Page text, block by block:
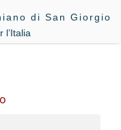
di San Giorgio
l’Italia